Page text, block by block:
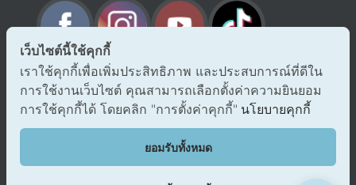
→ ร้องเรียนทุจริตและประพฤติมิชอบ
→ แจ้งเรื่องร้องออนไลน์ สำนักงาน ป.ป.ช.
→ รับเรื่องร้องเรียน/แจ้งเบาะแส สำนักงาน ป.ป.ท.
แสดงความคิดเห็น/ข้อเสนอแนะ
เว็บไซต์นี้ใช้คุกกี้
เราใช้คุกกี้เพื่อเพิ่มประสิทธิภาพ และประสบการณ์ที่ดีใน
การใช้งานเว็บไซต์ คุณสามารถเลือกตั้งค่าความยินยอม
การใช้คุกกี้ได้ โดยคลิก "การตั้งค่าคุกกี้" นโยบายคุกกี้
ยอมรับทั้งหมด